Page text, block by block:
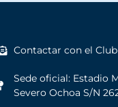
Contactar con el Club
Sede oficial: Estadio
Severo Ochoa S/N